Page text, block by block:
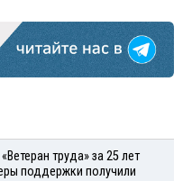
труда» за 25 лет
поддержки получили